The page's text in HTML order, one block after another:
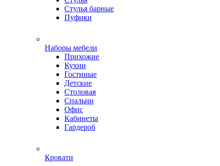
Стулья барные
Пуфики
Наборы мебели
Прихожие
Кухни
Гостиные
Детские
Столовая
Спальни
Офис
Кабинеты
Гардероб
Кровати